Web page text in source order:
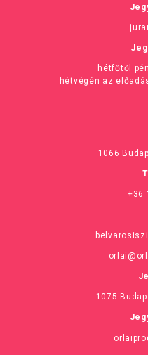
hétfőtől
hétvégén az
1066
+36
1075